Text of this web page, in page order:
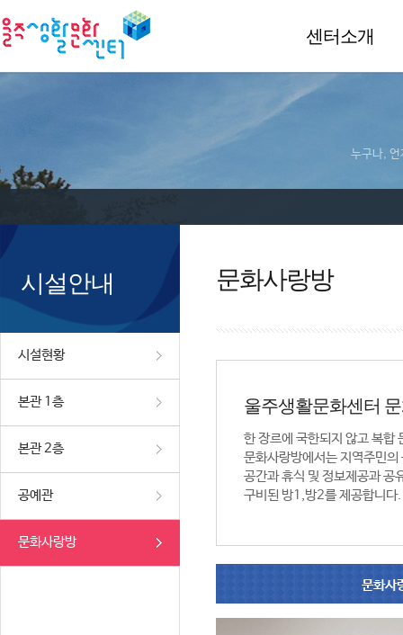
센터소개
누구나, 언
시설안내
시설현황
본관 1층
본관 2층
공예관
문화사랑방
문화사랑방
울주생활문화센터
한 장르에 국한되지 않고 복합
문화사랑방에서는 지역주민
공간과 휴식 및 정보제공과 공
구비된 방1,방2를 제공합니다.
문화사